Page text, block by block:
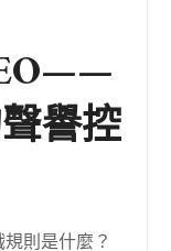
譽控
則是什麼？